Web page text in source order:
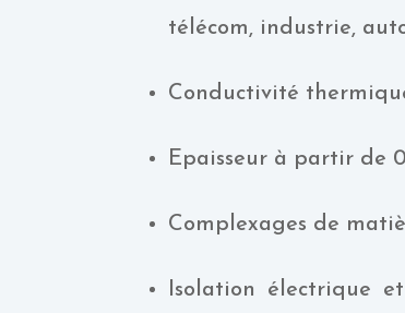
télécom, industrie,
Conductivité
Epaisseur à partir de
Complexages de
Isolation électrique